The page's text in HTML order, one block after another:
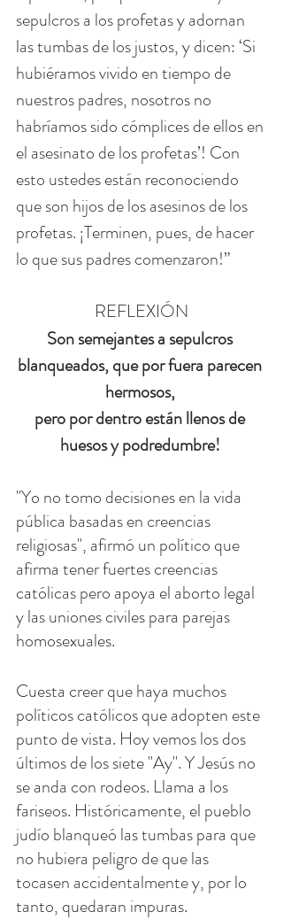
sepulcros a los profetas y adornan
las tumbas de los justos, y dicen: ‘Si
hubiéramos vivido en tiempo de
nuestros padres, nosotros no
habríamos sido cómplices de ellos en
el asesinato de los profetas’! Con
esto ustedes están reconociendo
que son hijos de los asesinos de los
profetas. ¡Terminen, pues, de hacer
lo que sus padres comenzaron!”
REFLEXIÓN
Son semejantes a sepulcros
blanqueados, que por fuera parecen
hermosos,
pero por dentro están llenos de
huesos y podredumbre!
"Yo no tomo decisiones en la vida
pública basadas en creencias
religiosas", afirmó un político que
afirma tener fuertes creencias
católicas pero apoya el aborto legal
y las uniones civiles para parejas
homosexuales.
Cuesta creer que haya muchos
políticos católicos que adopten este
punto de vista. Hoy vemos los dos
últimos de los siete "Ay". Y Jesús no
se anda con rodeos. Llama a los
fariseos. Históricamente, el pueblo
judío blanqueó las tumbas para que
no hubiera peligro de que las
tocasen accidentalmente y, por lo
tanto, quedaran impuras.